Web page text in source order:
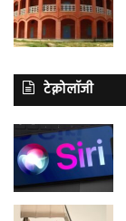
टेक्नोलॉजी